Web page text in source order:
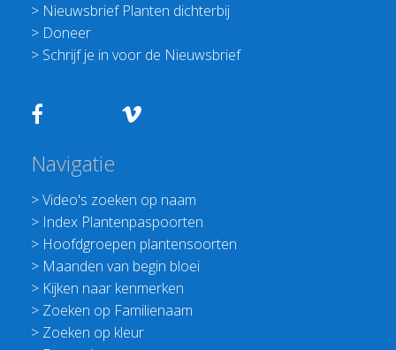
> Nieuwsbrief Planten dichterbij
> Doneer
> Schrijf je in voor de Nieuwsbrief
Navigatie
>Video's zoeken op naam
> Index Plantenpaspoorten
> Hoofdgroepen plantensoorten
> Maanden van begin bloei
> Kijken naar kenmerken
> Zoeken op Familienaam
> Zoeken op kleur